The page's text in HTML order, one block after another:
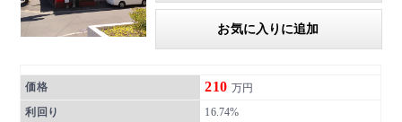
お気に入りに追加
価格 210 万円
利回り
16.74%